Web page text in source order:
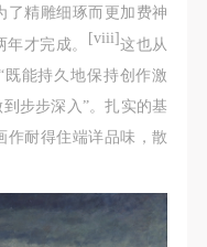
了精雕细琢而更加费神
才完成。 [viii]这也从
能持久地保持创作激
步步深入”。扎实的基
作耐得住端详品味，散